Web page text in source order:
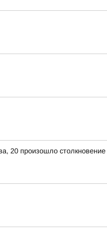
20 произошло